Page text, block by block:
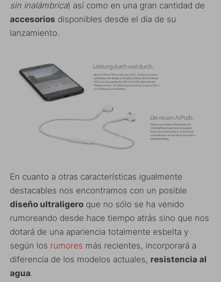
sin inalámbrica) así como en una gran cantidad de
accesorios disponibles desde el día de su
lanzamiento.
En cuanto a otras características igualmente
destacables nos encontramos con un posible
diseño ultraligero que no sólo se ha venido
rumoreando desde hace tiempo atrás sino que nos
dotará de una apariencia totalmente esbelta y
según los rumores más recientes, incorporará a
diferencia de los modelos actuales, resistencia al
agua.